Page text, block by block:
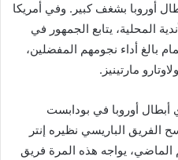
أوروبا بشغف كبير. وفي أمريكا
المحلية، يتابع الجمهور في
بالغ أداء نجومهم المفضلين،
مارتينيز.
أبطال أوروبا في بودابست
الفريق الباريسي نظيره إنتر
يواجه هذه المرة فريق